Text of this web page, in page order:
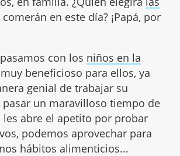
en este día? ¡Papá, por
con los niños en la
beneficioso para ellos, ya
genial de trabajar su
un maravilloso tiempo de
les abre el apetito por probar
podemos aprovechar para
hábitos alimenticios...